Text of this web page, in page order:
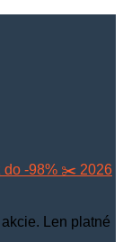
Len platné